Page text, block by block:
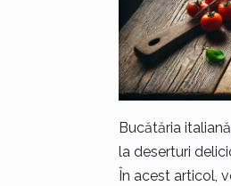
Bucătăria
la deserturi
În acest articol,